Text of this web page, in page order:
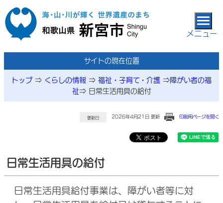
本文へ移動
メニュー
サイトの現在位置
トップ ⇒ くらしの情報 ⇒ 福祉・子育て・介護 ⇒障がい者の福
祉⇒ 日常生活用具の給付
更新日 2026年4月21日 更新 印刷用ページを開く
日常生活用具の給付
日常生活用具給付事業は、障がい者等に対